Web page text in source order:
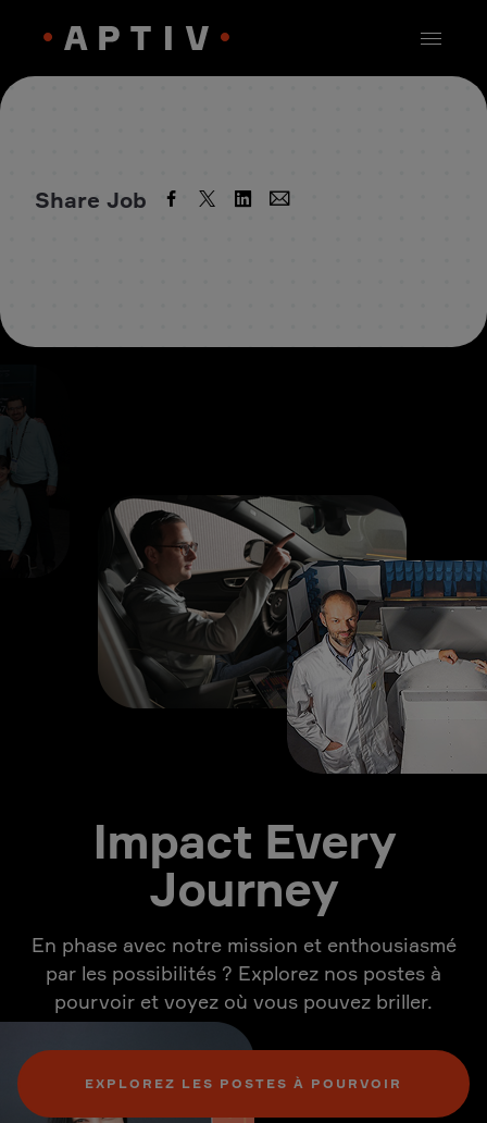
Share Job
Impact Every
Journey
En phase avec notre mission et enthousiasmé
par les possibilités ? Explorez nos postes à
pourvoir et voyez où vous pouvez briller.
EXPLOREZ LES POSTES À POURVOIR